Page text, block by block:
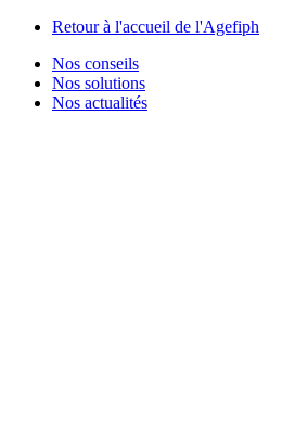
Retour à l'accueil de l'Agefiph
Nos conseils
Nos solutions
Nos actualités